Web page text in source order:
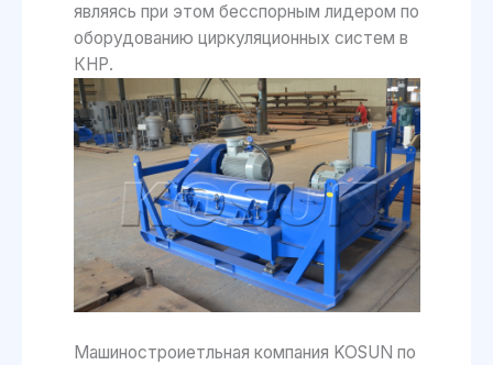
являясь при этом бесспорным лидером по
оборудованию циркуляционных систем в
КНР.
Машиностроиетльная компания KOSUN по